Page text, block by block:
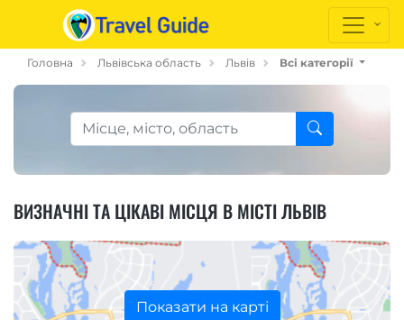
Головна Львівська область Львів Всі категорії
ВИЗНАЧНІ ТА ЦІКАВІ МІСЦЯ В МІСТІ ЛЬВІВ
Показати на карті